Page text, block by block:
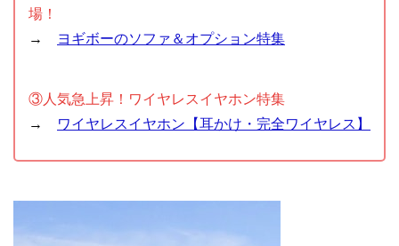
場！
→
ヨギボーのソファ＆オプション特集
③人気急上昇！ワイヤレスイヤホン特集
→
ワイヤレスイヤホン【耳かけ・完全ワイヤレス】